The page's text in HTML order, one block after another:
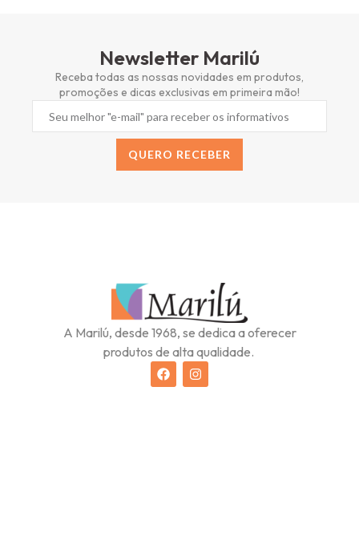
Newsletter Marilú
Receba todas as nossas novidades em produtos,
promoções e dicas exclusivas em primeira mão!
QUERO RECEBER
A Marilú, desde 1968, se dedica a oferecer
produtos de alta qualidade.